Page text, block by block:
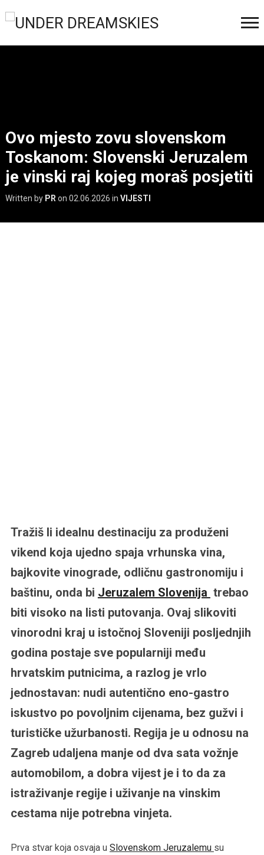
Ovo mjesto zovu slovenskom
Toskanom: Slovenski Jeruzalem
je vinski raj kojeg moraš posjetiti
Written by PR on 02.06.2026 in VIJESTI
Tražiš li idealnu destinaciju za produženi
vikend koja ujedno spaja vrhunska vina,
bajkovite vinograde, odličnu gastronomiju i
baštinu, onda bi Jeruzalem Slovenija trebao
biti visoko na listi putovanja. Ovaj slikoviti
vinorodni kraj u istočnoj Sloveniji posljednjih
godina postaje sve popularniji među
hrvatskim putnicima, a razlog je vrlo
jednostavan: nudi autentično eno-gastro
iskustvo po povoljnim cijenama, bez gužvi i
turističke užurbanosti. Regija je u odnosu na
Zagreb udaljena manje od dva sata vožnje
automobilom, a dobra vijest je i to da za
istraživanje regije i uživanje na vinskim
cestama nije potrebna vinjeta.
Prva stvar koja osvaja u Slovenskom Jeruzalemu su